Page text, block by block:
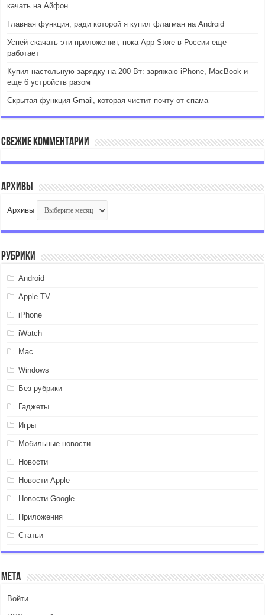
качать на Айфон
Главная функция, ради которой я купил флагман на Android
Успей скачать эти приложения, пока App Store в России еще
работает
Купил настольную зарядку на 200 Вт: заряжаю iPhone, MacBook и
еще 6 устройств разом
Скрытая функция Gmail, которая чистит почту от спама
Свежие комментарии
Архивы
Архивы
Рубрики
Android
Apple TV
iPhone
iWatch
Mac
Windows
Без рубрики
Гаджеты
Игры
Мобильные новости
Новости
Новости Apple
Новости Google
Приложения
Статьи
Мета
Войти